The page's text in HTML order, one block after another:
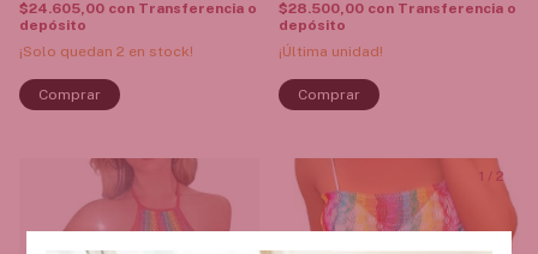
$24.605,00 con Transferencia o
depósito
¡Solo quedan 2 en stock!
Comprar
$28.500,00 con Transferencia o
depósito
¡Última unidad!
Comprar
1 / 2